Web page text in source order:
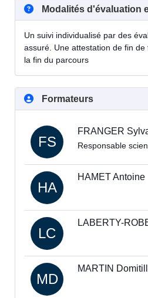
Modalités d'évaluation
Un suivi individualisé par des
assuré. Une attestation de fin
la fin du parcours
Formateurs
FS
FRANGER
Responsable
HA
HAMET Antoine
LC
LABERTY-
MD
MARTIN